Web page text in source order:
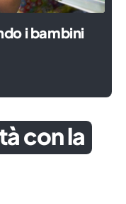
i bambini
con la